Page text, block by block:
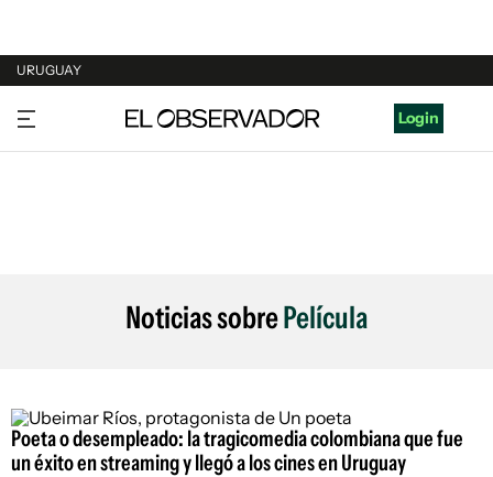
URUGUAY
URUGUAY
ARGENTINA
Login
Noticias sobrePelícula
Poeta o desempleado: la tragicomedia colombiana que fue
un éxito en streaming y llegó a los cines en Uruguay